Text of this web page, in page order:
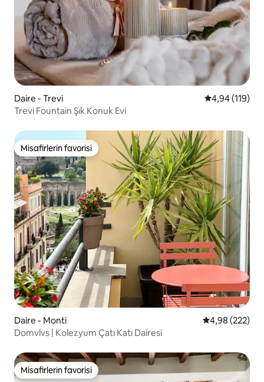
Daire - Trevi 5 üzerinden
4,94 (119)
Trevi Fountain Şık Konuk Evi
Misafirlerin favorisi
Misafirlerin favorisi
Daire - Monti 5 üzerinden
4,98 (222)
Domvlvs | Kolezyum Çatı Katı Dairesi
Misafirlerin favorisi
Misafirlerin favorisi